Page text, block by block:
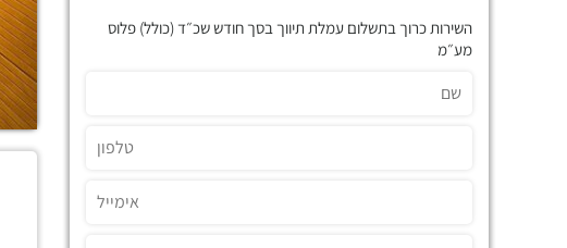
השירות כרוך בתשלום עמלת תיווך בסך חודש שכ״ד (כולל) פלוס
מע״מ